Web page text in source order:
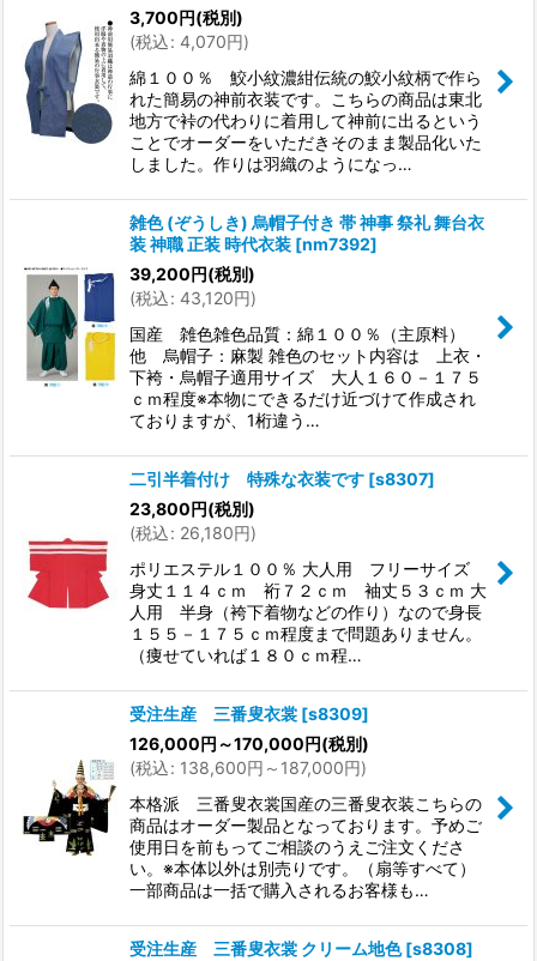
3,700円(税別)
(税込: 4,070円)
綿１００％ 鮫小紋濃紺伝統の鮫小紋柄で作ら
れた簡易の神前衣装です。こちらの商品は東北
地方で裃の代わりに着用して神前に出るという
ことでオーダーをいただきそのまま製品化いた
しました。作りは羽織のようになっ…
雑色 (ぞうしき) 烏帽子付き 帯 神事 祭礼 舞台衣
装 神職 正装 時代衣装 [nm7392]
39,200円(税別)
(税込: 43,120円)
国産 雑色雑色品質：綿１００％（主原料）
他 烏帽子：麻製 雑色のセット内容は 上衣・
下袴・烏帽子適用サイズ 大人１６０－１７５
ｃｍ程度※本物にできるだけ近づけて作成され
ておりますが、1桁違う…
二引半着付け 特殊な衣装です [s8307]
23,800円(税別)
(税込: 26,180円)
ポリエステル１００％ 大人用 フリーサイズ
身丈１１４ｃｍ 裄７２ｃｍ 袖丈５３ｃｍ 大
人用 半身（袴下着物などの作り）なので身長
１５５－１７５ｃｍ程度まで問題ありません。
（痩せていれば１８０ｃｍ程…
受注生産 三番叟衣裳 [s8309]
126,000円 ～170,000円(税別)
(税込: 138,600円 ～187,000円)
本格派 三番叟衣裳国産の三番叟衣装こちらの
商品はオーダー製品となっております。予めご
使用日を前もってご相談のうえご注文くださ
い。※本体以外は別売りです。（扇等すべて）
一部商品は一括で購入されるお客様も…
受注生産 三番叟衣裳 クリーム地色 [s8308]